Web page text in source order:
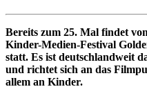
Bereits zum 25. Mal findet
Kinder-Medien-Festival
statt. Es ist deutschlandweit
und richtet sich an das
allem an Kinder.